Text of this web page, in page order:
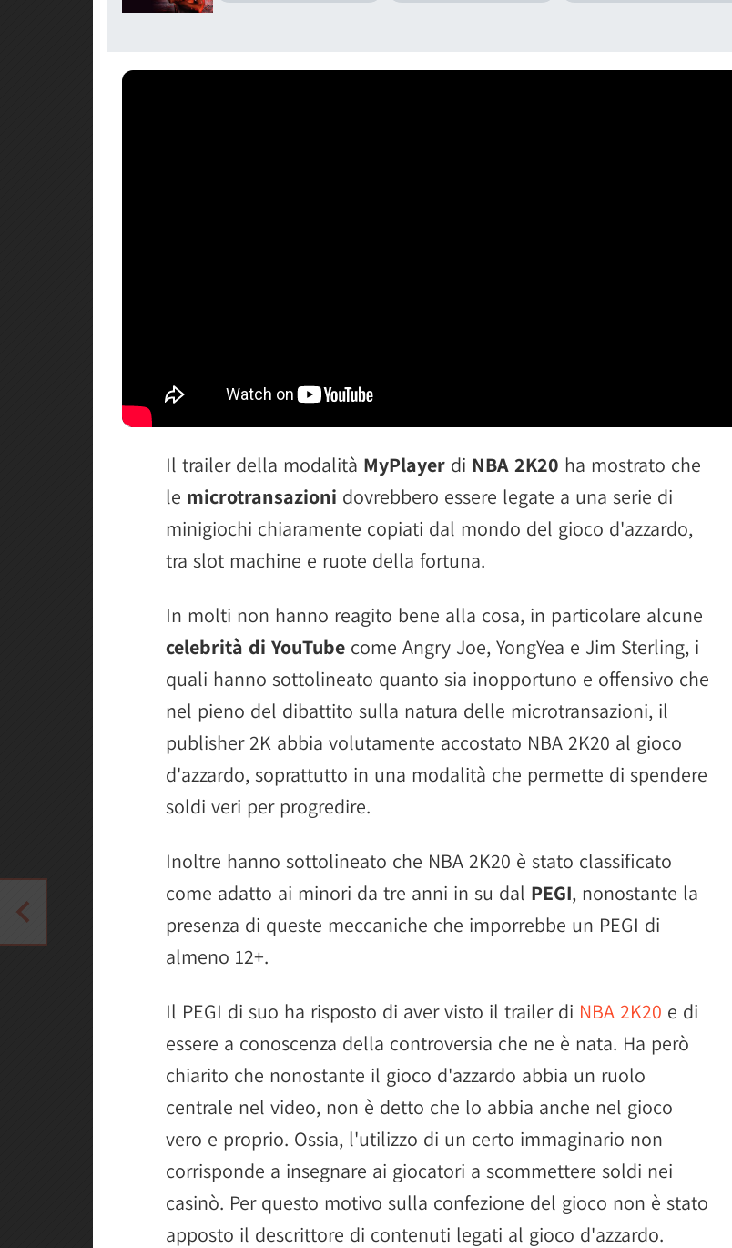
Il trailer della modalità MyPlayer di NBA 2K20 ha mostrato che
le microtransazioni dovrebbero essere legate a una serie di
minigiochi chiaramente copiati dal mondo del gioco d'azzardo,
tra slot machine e ruote della fortuna.
In molti non hanno reagito bene alla cosa, in particolare alcune
celebrità di YouTube come Angry Joe, YongYea e Jim Sterling, i
quali hanno sottolineato quanto sia inopportuno e offensivo che
nel pieno del dibattito sulla natura delle microtransazioni, il
publisher 2K abbia volutamente accostato NBA 2K20 al gioco
d'azzardo, soprattutto in una modalità che permette di spendere
soldi veri per progredire.
Inoltre hanno sottolineato che NBA 2K20 è stato classificato
come adatto ai minori da tre anni in su dal PEGI, nonostante la
presenza di queste meccaniche che imporrebbe un PEGI di
almeno 12+.
Il PEGI di suo ha risposto di aver visto il trailer di NBA 2K20 e di
essere a conoscenza della controversia che ne è nata. Ha però
chiarito che nonostante il gioco d'azzardo abbia un ruolo
centrale nel video, non è detto che lo abbia anche nel gioco
vero e proprio. Ossia, l'utilizzo di un certo immaginario non
corrisponde a insegnare ai giocatori a scommettere soldi nei
casinò. Per questo motivo sulla confezione del gioco non è stato
apposto il descrittore di contenuti legati al gioco d'azzardo.